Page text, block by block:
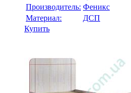
Производитель: Феникс
Материал:
ДСП
Купить